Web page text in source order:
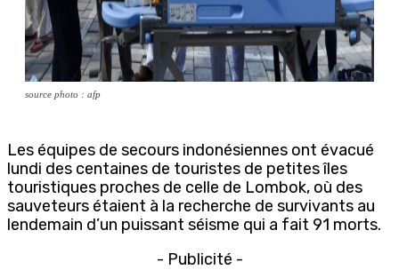
source photo : afp
Les équipes de secours indonésiennes ont évacué
lundi des centaines de touristes de petites îles
touristiques proches de celle de Lombok, où des
sauveteurs étaient à la recherche de survivants au
lendemain d’un puissant séisme qui a fait 91 morts.
- Publicité -